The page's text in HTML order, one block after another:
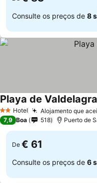
Consulte os preços de 8
2 Estrelas
Hotel Alojamento que
Playa de
7,9 Boa 518 Puerto de
De € 61
Consulte os preços de 6